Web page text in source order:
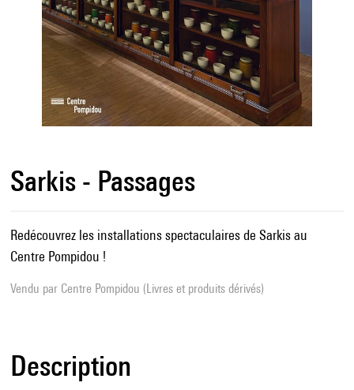
Sarkis - Passages
Redécouvrez les installations spectaculaires de Sarkis au
Centre Pompidou !
Vendu par Centre Pompidou (Livres et produits dérivés)
Description